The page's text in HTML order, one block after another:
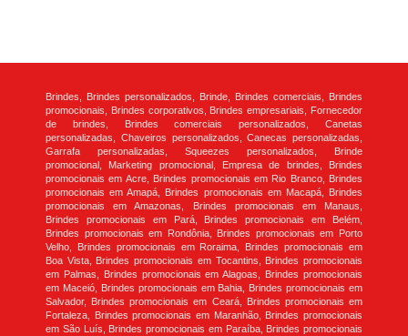
Brindes, Brindes personalizados, Brinde, Brindes comerciais, Brindes
promocionais, Brindes corporativos, Brindes empresariais, Fornecedor
de brindes, Brindes comerciais personalizados, Canetas
personalizadas, Chaveiros personalizados, Canecas personalizadas,
Garrafa personalizadas, Squeezes personalizados, Brinde
promocional, Marketing promocional, Empresa de brindes, Brindes
promocionais em Acre, Brindes promocionais em Rio Branco, Brindes
promocionais em Amapá, Brindes promocionais em Macapá, Brindes
promocionais em Amazonas, Brindes promocionais em Manaus,
Brindes promocionais em Pará, Brindes promocionais em Belém,
Brindes promocionais em Rondônia, Brindes promocionais em Porto
Velho, Brindes promocionais em Roraima, Brindes promocionais em
Boa Vista, Brindes promocionais em Tocantins, Brindes promocionais
em Palmas, Brindes promocionais em Alagoas, Brindes promocionais
em Maceió, Brindes promocionais em Bahia, Brindes promocionais em
Salvador, Brindes promocionais em Ceará, Brindes promocionais em
Fortaleza, Brindes promocionais em Maranhão, Brindes promocionais
em São Luís, Brindes promocionais em Paraíba, Brindes promocionais